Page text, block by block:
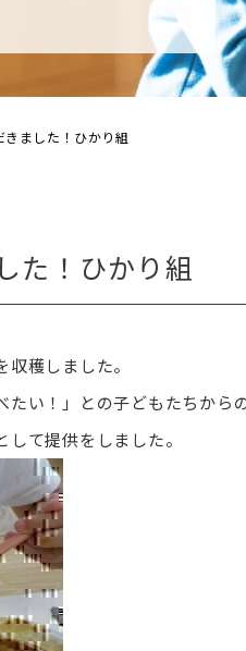
ました！ひかり組
た！ひかり組
穫しました。
い！」との子どもたちから
て提供をしました。